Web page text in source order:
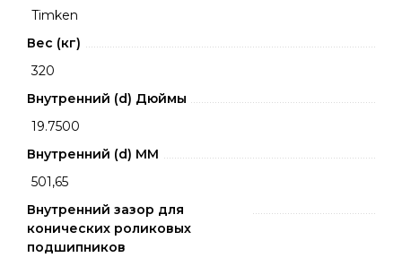
Timken
Вес (кг)
320
Внутренний (d) Дюймы
19.7500
Внутренний (d) ММ
501,65
Внутренний зазор для
конических роликовых
подшипников